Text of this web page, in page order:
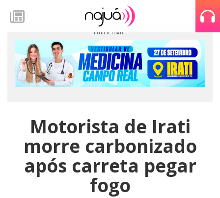
Motorista de Irati
morre carbonizado
após carreta pegar
fogo